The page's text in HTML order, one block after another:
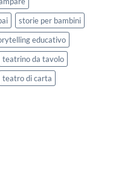
storie per bambini
educativo
teatrino da tavolo
teatro di carta